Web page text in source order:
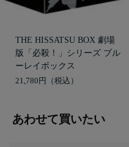
THE HISSATSU BOX 劇場
版「必殺！」シリーズ ブル
ーレイボックス
21,780円
あわせて買いたい